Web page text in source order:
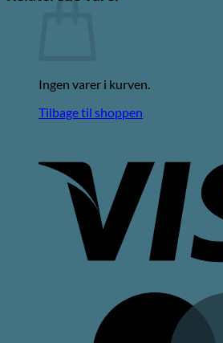
Ingen varer i kurven.
Tilbage til shoppen